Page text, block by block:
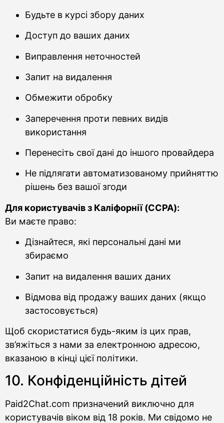
Будьте в курсі збору даних
Доступ до ваших даних
Виправлення неточностей
Запит на видалення
Обмежити обробку
Заперечення проти певних видів
використання
Перенесіть свої дані до іншого провайдера
Не підлягати автоматизованому прийняттю
рішень без вашої згоди
Для користувачів з Каліфорнії (CCPA):
Ви маєте право:
Дізнайтеся, які персональні дані ми
збираємо
Запит на видалення ваших даних
Відмова від продажу ваших даних (якщо
застосовується)
Щоб скористатися будь-яким із цих прав,
зв’яжіться з нами за електронною адресою,
вказаною в кінці цієї політики.
10. Конфіденційність дітей
Paid2Chat.com призначений виключно для
користувачів віком від 18 років. Ми свідомо не